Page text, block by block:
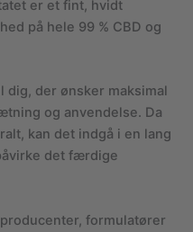
er et fint, hvidt
på hele 99 % CBD og
dig, der ønsker maksimal
og anvendelse. Da
kan det indgå i en lang
det færdige
formulatører